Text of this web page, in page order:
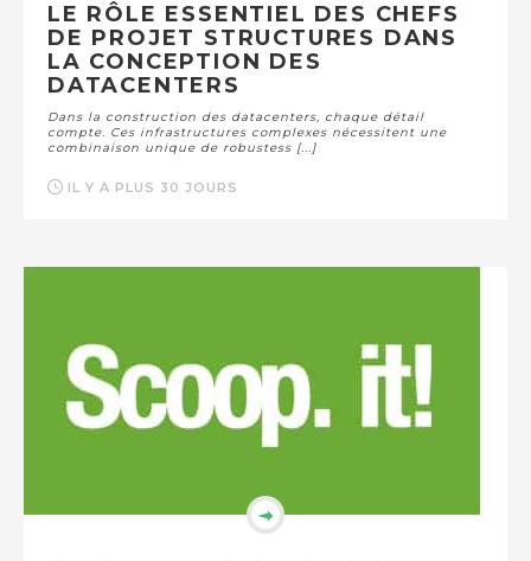
LE RÔLE ESSENTIEL DES CHEFS
DE PROJET STRUCTURES DANS
LA CONCEPTION DES
DATACENTERS
Dans la construction des datacenters, chaque détail
compte. Ces infrastructures complexes nécessitent une
combinaison unique de robustess [...]
IL Y A PLUS 30 JOURS